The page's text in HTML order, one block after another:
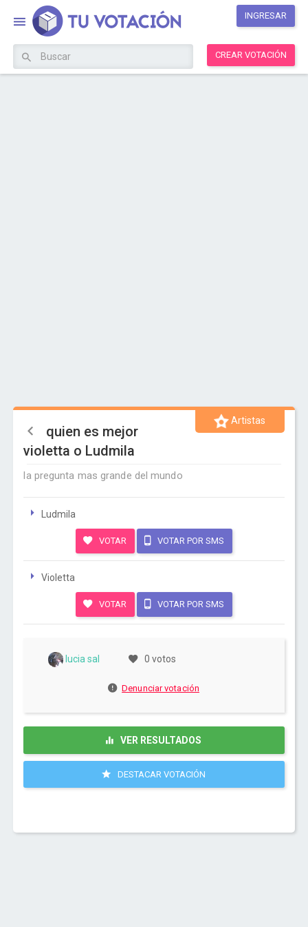
INGRESAR
CREAR VOTACIÓN
Artistas
quien es mejor
violetta o Ludmila
la pregunta mas grande del mundo
Ludmila
VOTAR VOTAR POR SMS
Violetta
VOTAR VOTAR POR SMS
lucia sal 0 votos
Denunciar votación
VER RESULTADOS
DESTACAR VOTACIÓN